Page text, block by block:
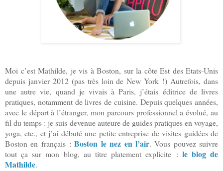
Moi c’est Mathilde, je vis à Boston, sur la côte Est des Etats-Unis
depuis janvier 2012 (pas très loin de New York !) Autrefois, dans
une autre vie, quand je vivais à Paris, j’étais éditrice de livres
pratiques, notamment de livres de cuisine. Depuis quelques années,
avec le départ à l’étranger, mon parcours professionnel a évolué, au
fil du temps : je suis devenue auteure de guides pratiques en voyage,
yoga, etc., et j’ai débuté une petite entreprise de visites guidées de
Boston en français :Boston le nez en l’air. Vous pouvez suivre
tout ça sur mon blog, au titre platement explicite : le blog de
Mathilde.